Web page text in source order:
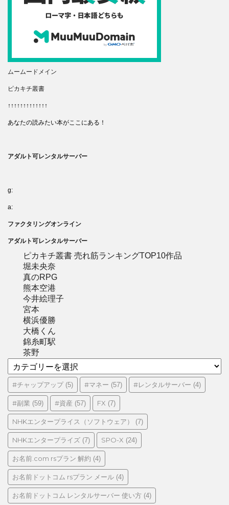
ムームードメイン
ピカキチ叢書
↑↑↑↑↑↑↑↑↑↑↑↑↑
あなたの読みたい本がここにある！
アダルト可レンタルサーバー
g:
a:
ファクタリングオンライン
アダルト可レンタルサーバー
ピカキチ叢書 売れ筋ランキングTOP10作品
堀未央奈
真のRPG
熊本空港
今井絵理子
宮本
横浜優勝
大橋くん
錦糸町駅
茶野
テ
ゴ
リ
ー
#チャップアップ(5) #マネー (57) #レンタルサーバー (4)
#副業 (59) #資産 (57) FX (7)
NHKエンタープライス（ソフトウェア） (7)
NHKエンタープライズ (7) SPO-X (24)
お名前.com rsプラン 解約 (4)
お名前ドットコム rsプラン メール (4)
お名前ドットコム レンタルサーバー 使い方 (4)